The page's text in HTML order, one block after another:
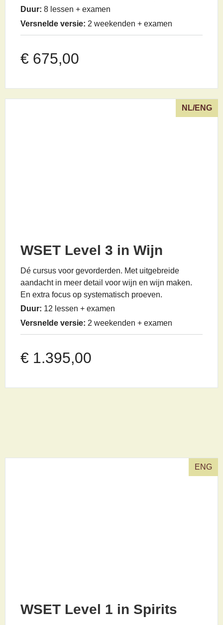
Duur: 8 lessen + examen
Versnelde versie: 2 weekenden + examen
€ 675,00
NL/ENG
WSET Level 3 in Wijn
Dé cursus voor gevorderden. Met uitgebreide
aandacht in meer detail voor wijn en wijn maken.
En extra focus op systematisch proeven.
Duur: 12 lessen + examen
Versnelde versie: 2 weekenden + examen
€ 1.395,00
ENG
WSET Level 1 in Spirits